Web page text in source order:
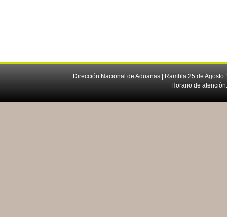
Dirección Nacional de Aduanas | Rambla 25 de
Horario de